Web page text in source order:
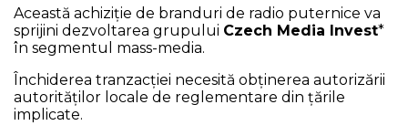
Această achiziție de branduri de radio puternice va
sprijini dezvoltarea grupului Czech Media Invest*
în segmentul mass-media.
Închiderea tranzacției necesită obținerea autorizării
autorităților locale de reglementare din țările
implicate.